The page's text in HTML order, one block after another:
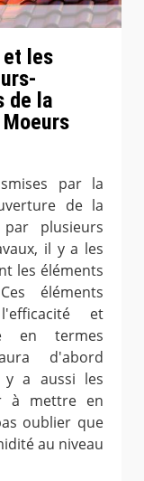
et les
de la
par la
de la
plusieurs
il y a les
les éléments
éléments
et
en termes
d'abord
y a aussi les
à mettre en
oublier que
au niveau